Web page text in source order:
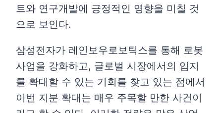
트와 연구개발에 긍정적인 영향을 미칠 것
으로 보인다.
삼성전자가 레인보우로보틱스를 통해 로봇
사업을 강화하고, 글로벌 시장에서의 입지
를 확대할 수 있는 기회를 찾고 있는 점에서
이번 지분 확대는 매우 주목할 만한 사건이